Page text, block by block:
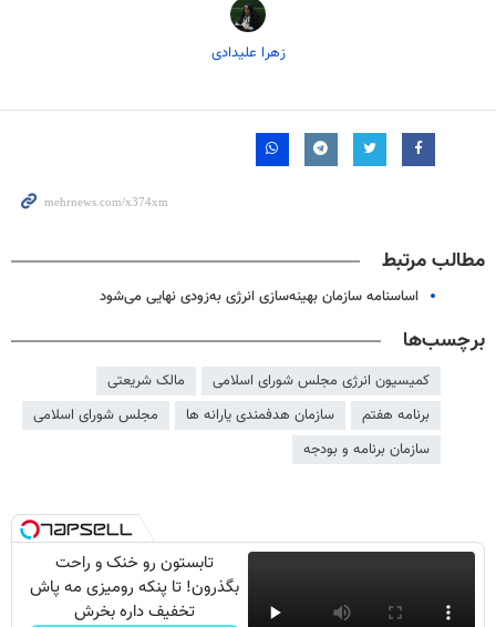
زهرا علیدادی
مطالب مرتبط
اساسنامه سازمان بهینه‌سازی انرژی به‌زودی نهایی می‌شود
برچسب‌ها
کمیسیون انرژی مجلس شورای اسلامی
مالک شریعتی
برنامه هفتم
سازمان هدفمندی یارانه ها
مجلس شورای اسلامی
سازمان برنامه و بودجه
تابستون رو خنک و راحت
بگذرون! تا پنکه رومیزی مه پاش
تخفیف داره بخرش